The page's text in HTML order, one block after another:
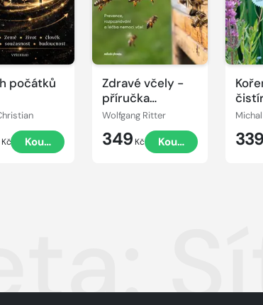
počátků
Kč Koupit
Zdravé včely -
příručka
chovatele
Wolfgang Ritter
349 Kč Koupit 339